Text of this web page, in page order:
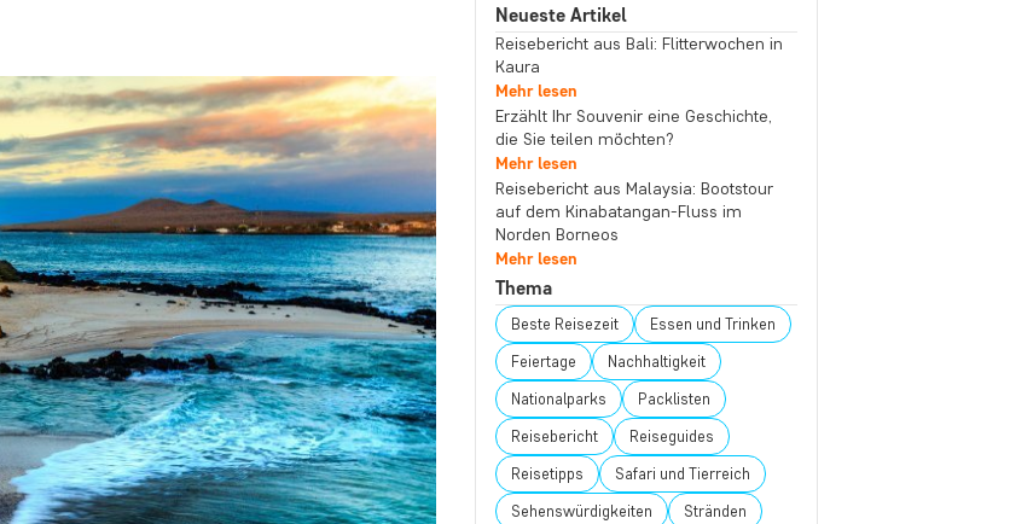
Neueste Artikel
Reisebericht aus Bali: Flitterwochen in
Kaura
Mehr lesen
Erzählt Ihr Souvenir eine Geschichte,
die Sie teilen möchten?
Mehr lesen
Reisebericht aus Malaysia: Bootstour
auf dem Kinabatangan-Fluss im
Norden Borneos
Mehr lesen
Thema
Beste Reisezeit Essen und Trinken
Feiertage Nachhaltigkeit
Nationalparks Packlisten
Reisebericht Reiseguides
Reisetipps Safari und Tierreich
Sehenswürdigkeiten Stränden